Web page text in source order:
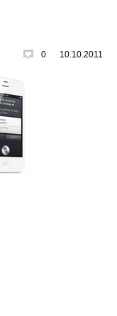
0 10.10.2011